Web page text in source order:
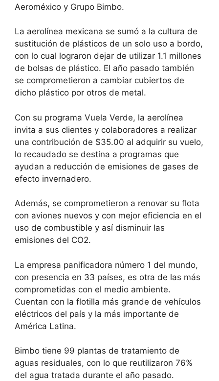
Aeroméxico y Grupo Bimbo.
La aerolínea mexicana se sumó a la cultura de
sustitución de plásticos de un solo uso a bordo,
con lo cual lograron dejar de utilizar 1.1 millones
de bolsas de plástico. El año pasado también
se comprometieron a cambiar cubiertos de
dicho plástico por otros de metal.
Con su programa Vuela Verde, la aerolínea
invita a sus clientes y colaboradores a realizar
una contribución de $35.00 al adquirir su vuelo,
lo recaudado se destina a programas que
ayudan a reducción de emisiones de gases de
efecto invernadero.
Además, se comprometieron a renovar su flota
con aviones nuevos y con mejor eficiencia en el
uso de combustible y así disminuir las
emisiones del CO2.
La empresa panificadora número 1 del mundo,
con presencia en 33 países, es otra de las más
comprometidas con el medio ambiente.
Cuentan con la flotilla más grande de vehículos
eléctricos del país y la más importante de
América Latina.
Bimbo tiene 99 plantas de tratamiento de
aguas residuales, con lo que reutilizaron 76%
del agua tratada durante el año pasado.